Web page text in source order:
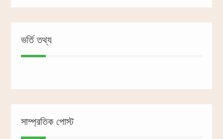
ভর্তি তথ্য
সাম্প্রতিক পোস্ট